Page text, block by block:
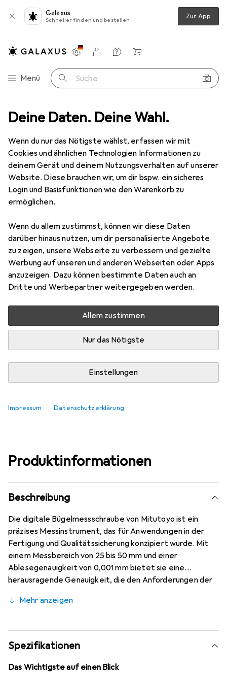
Deine Daten. Deine Wahl.
Wenn du nur das Nötigste wählst, erfassen wir mit
Cookies und ähnlichen Technologien Informationen zu
deinem Gerät und deinem Nutzungsverhalten auf unserer
Website. Diese brauchen wir, um dir bspw. ein sicheres
Login und Basisfunktionen wie den Warenkorb zu
ermöglichen.
Wenn du allem zustimmst, können wir diese Daten
darüber hinaus nutzen, um dir personalisierte Angebote
zu zeigen, unsere Webseite zu verbessern und gezielte
Werbung auf unseren und anderen Webseiten oder Apps
anzuzeigen. Dazu können bestimmte Daten auch an
Dritte und Werbepartner weitergegeben werden.
Allem zustimmen
Nur das Nötigste
Einstellungen
Impressum Datenschutzerklärung
Galaxus
Schneller finden und bestellen Zur App
Navigation nach Kategorien
Menü Suche
Einstellungen
Kundenkonto
Vergleichslisten
Merklisten
Warenkorb
Messuhr + Messschraube Mitutoyo Mikrometer
5 Bilder
MitutoyoMikrometer
EUR
405,99
2
Bewertungen
Nur 1 Stück an Lager beim Lieferanten
Lieferort angeben für genaue Lieferzeit
In den Warenkorb
kostenloser Versand
Produktinformationen
Beschreibung
Die digitale Bügelmessschraube von Mitutoyo ist ein
präzises Messinstrument, das für Anwendungen in der
Fertigung und Qualitätssicherung konzipiert wurde. Mit
einem Messbereich von 25 bis 50 mm und einer
Ablesegenauigkeit von 0,001 mm bietet sie eine
herausragende Genauigkeit, die den Anforderungen der
Hartmetall bestückt, geschliffen und feinstgeläppt, was
gewährleistet. Die grosse LCD-Anzeige mit einer
Ziffernhöhe von 7,5 mm ermöglicht ein schnelles und
fehlerfreies Ablesen der Werte. Zudem verfügt die
Messschraube über eine Datenausgangsfunktion, die eine
Mehr anzeigen
Spezifikationen
Das Wichtigste auf einen Blick